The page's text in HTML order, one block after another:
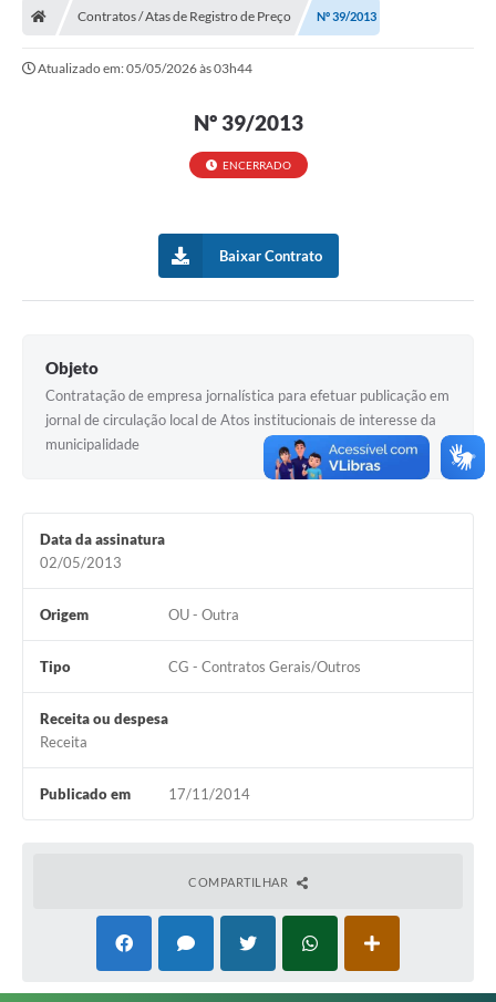
Transparência
Serviços Online
Transparência
Editais
A Nossa Cidade
Contratos / Atas de Registro de Preço Nº 39/2013
Atualizado em: 05/05/2026 às 03h44
Nº 39/2013
ENCERRADO
Baixar Contrato
Objeto
Contratação de empresa jornalística para efetuar publicação em
jornal de circulação local de Atos institucionais de interesse da
municipalidade
Data da assinatura
02/05/2013
Origem OU - Outra
Tipo CG - Contratos Gerais/Outros
Receita ou despesa
Receita
Publicado em 17/11/2014
COMPARTILHAR